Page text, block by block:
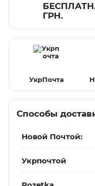
ГРН.
УкрПочта
Способы
Новой Почтой:
Укрпочтой